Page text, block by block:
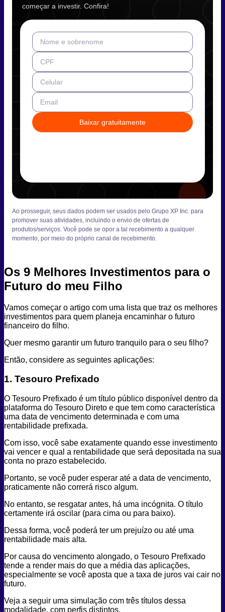
começar a investir. Confira!
Nome e sobrenome
CPF
Celular
Email
Baixar gratuitamente
Ao prosseguir, seus dados podem ser usados pelo Grupo XP Inc. para
promover suas atividades, incluindo o envio de ofertas de
produtos/serviços. Você pode se opor a tal recebimento a qualquer
momento, por meio do próprio canal de recebimento.
Os 9 Melhores Investimentos para o
Futuro do meu Filho
Vamos começar o artigo com uma lista que traz os melhores
investimentos para quem planeja encaminhar o futuro
financeiro do filho.
Quer mesmo garantir um futuro tranquilo para o seu filho?
Então, considere as seguintes aplicações:
1. Tesouro Prefixado
O Tesouro Prefixado é um título público disponível dentro da
plataforma do Tesouro Direto e que tem como característica
uma data de vencimento determinada e com uma
rentabilidade prefixada.
Com isso, você sabe exatamente quando esse investimento
vai vencer e qual a rentabilidade que será depositada na sua
conta no prazo estabelecido.
Portanto, se você puder esperar até a data de vencimento,
praticamente não correrá risco algum.
No entanto, se resgatar antes, há uma incógnita. O título
certamente irá oscilar (para cima ou para baixo).
Dessa forma, você poderá ter um prejuízo ou até uma
rentabilidade mais alta.
Por causa do vencimento alongado, o Tesouro Prefixado
tende a render mais do que a média das aplicações,
especialmente se você aposta que a taxa de juros vai cair no
futuro.
Veja a seguir uma simulação com três títulos dessa
modalidade, com perfis distintos.